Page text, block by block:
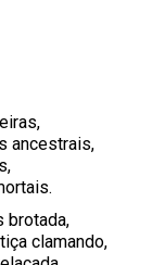
ancestrais,
brotada,
clamando,